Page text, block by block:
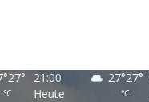
°27°
°C Heute
21:00 27°27°
°C